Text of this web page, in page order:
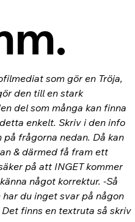
som gör en Tröja,
den till en stark
del som många kan finna
enkelt. Skriv i den info
frågorna nedan. Då kan
& därmed få fram ett
på att INGET kommer
något korrektur. -Så
du inget svar på någon
finns en textruta så skriv